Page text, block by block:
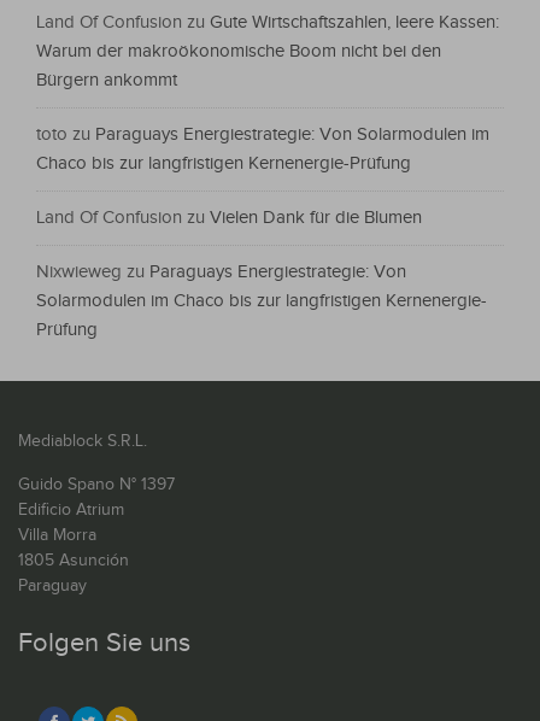
Land Of Confusion zu Gute Wirtschaftszahlen, leere Kassen:
Warum der makroökonomische Boom nicht bei den
Bürgern ankommt
toto zu Paraguays Energiestrategie: Von Solarmodulen im
Chaco bis zur langfristigen Kernenergie-Prüfung
Land Of Confusion zu Vielen Dank für die Blumen
Nixwieweg zu Paraguays Energiestrategie: Von
Solarmodulen im Chaco bis zur langfristigen Kernenergie-
Prüfung
Mediablock S.R.L.
Guido Spano N° 1397
Edificio Atrium
Villa Morra
1805 Asunción
Paraguay
Folgen Sie uns